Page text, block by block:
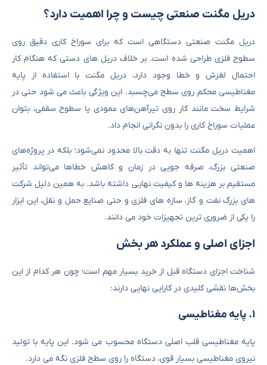
دریل مگنت صنعتی چیست و چرا اهمیت دارد؟
دریل مگنت صنعتی دستگاهی است که برای سوراخ ‌کاری دقیق روی
سطوح فلزی طراحی شده است. بر خلاف دریل‌ های دستی که هنگام کار
احتمال لغزش و خطا وجود دارد، دریل مگنت با استفاده از پایه
مغناطیسی محکم روی سطح می‌چسبد. این ویژگی باعث می ‌شود حتی در
شرایط سخت مانند کار روی تیرآهن‌های عمودی یا سطوح سقفی، بتوان
عملیات سوراخ‌ کاری را بدون نگرانی انجام داد.
اهمیت دریل مگنت تنها به دقت بالا محدود نمی‌شود؛ بلکه در پروژه‌های
صنعتی بزرگ، صرفه ‌جویی در زمان و کاهش خطاها می‌تواند تأثیر
مستقیم بر هزینه ‌ها و کیفیت نهایی داشته باشد. به همین دلیل شرکت‌
های بزرگ نفت و گاز، سازه‌ های فلزی و حتی صنایع حمل ‌و نقل، این ابزار
را یکی از ضروری ‌ترین تجهیزات خود می‌ دانند.
اجزای اصلی و عملکرد هر بخش
شناخت اجزای دستگاه قبل از خرید بسیار مهم است؛ چون هر کدام از این
بخش‌ها نقشی کلیدی در کارایی نهایی دارند:
۱. پایه مغناطیسی
پایه مغناطیسی قلب اصلی دستگاه محسوب می ‌شود. این پایه با تولید
نیروی مغناطیسی بسیار قوی، دستگاه را روی سطح فلزی نگه می ‌دارد.